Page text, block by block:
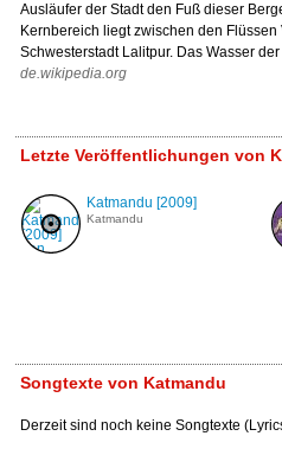
Ausläufer der Stadt den Fuß dieser
Kernbereich liegt zwischen den
Schwesterstadt Lalitpur. Das Wasser
de.wikipedia.org
Letzte Veröffentlichungen von
Katmandu [2009]
Katmandu
Songtexte von Katmandu
Derzeit sind noch keine Songtexte